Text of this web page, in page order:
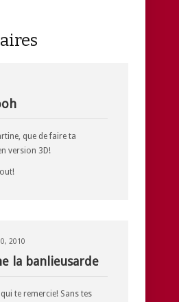
que de faire ta
version 3D!
2010
la banlieusarde
qui te remercie! Sans tes